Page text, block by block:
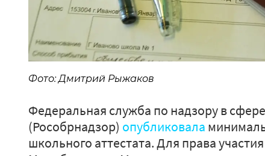
Фото: Дмитрий Рыжаков
Федеральная служба по надзору в
(Рособрнадзор) опубликовала
школьного аттестата. Для права